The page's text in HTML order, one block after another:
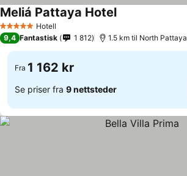
5 Stjerner Hotell
Meliá Pattaya Hotel
9,4 Fantastisk 1 812 1.5 km til North Pattaya
Fra 1 162 kr
Se priser fra 9 nettsteder